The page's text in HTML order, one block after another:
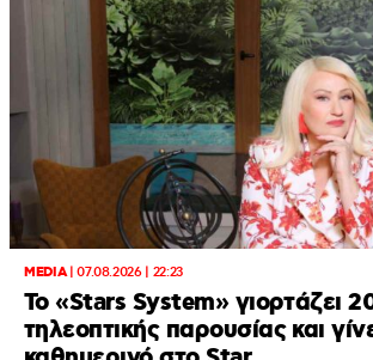
MEDIA|07.08.2026 | 22:23
Το «Stars System» γιορτάζει
τηλεοπτικής παρουσίας και